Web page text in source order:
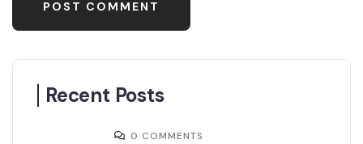
Recent Posts
0 COMMENTS